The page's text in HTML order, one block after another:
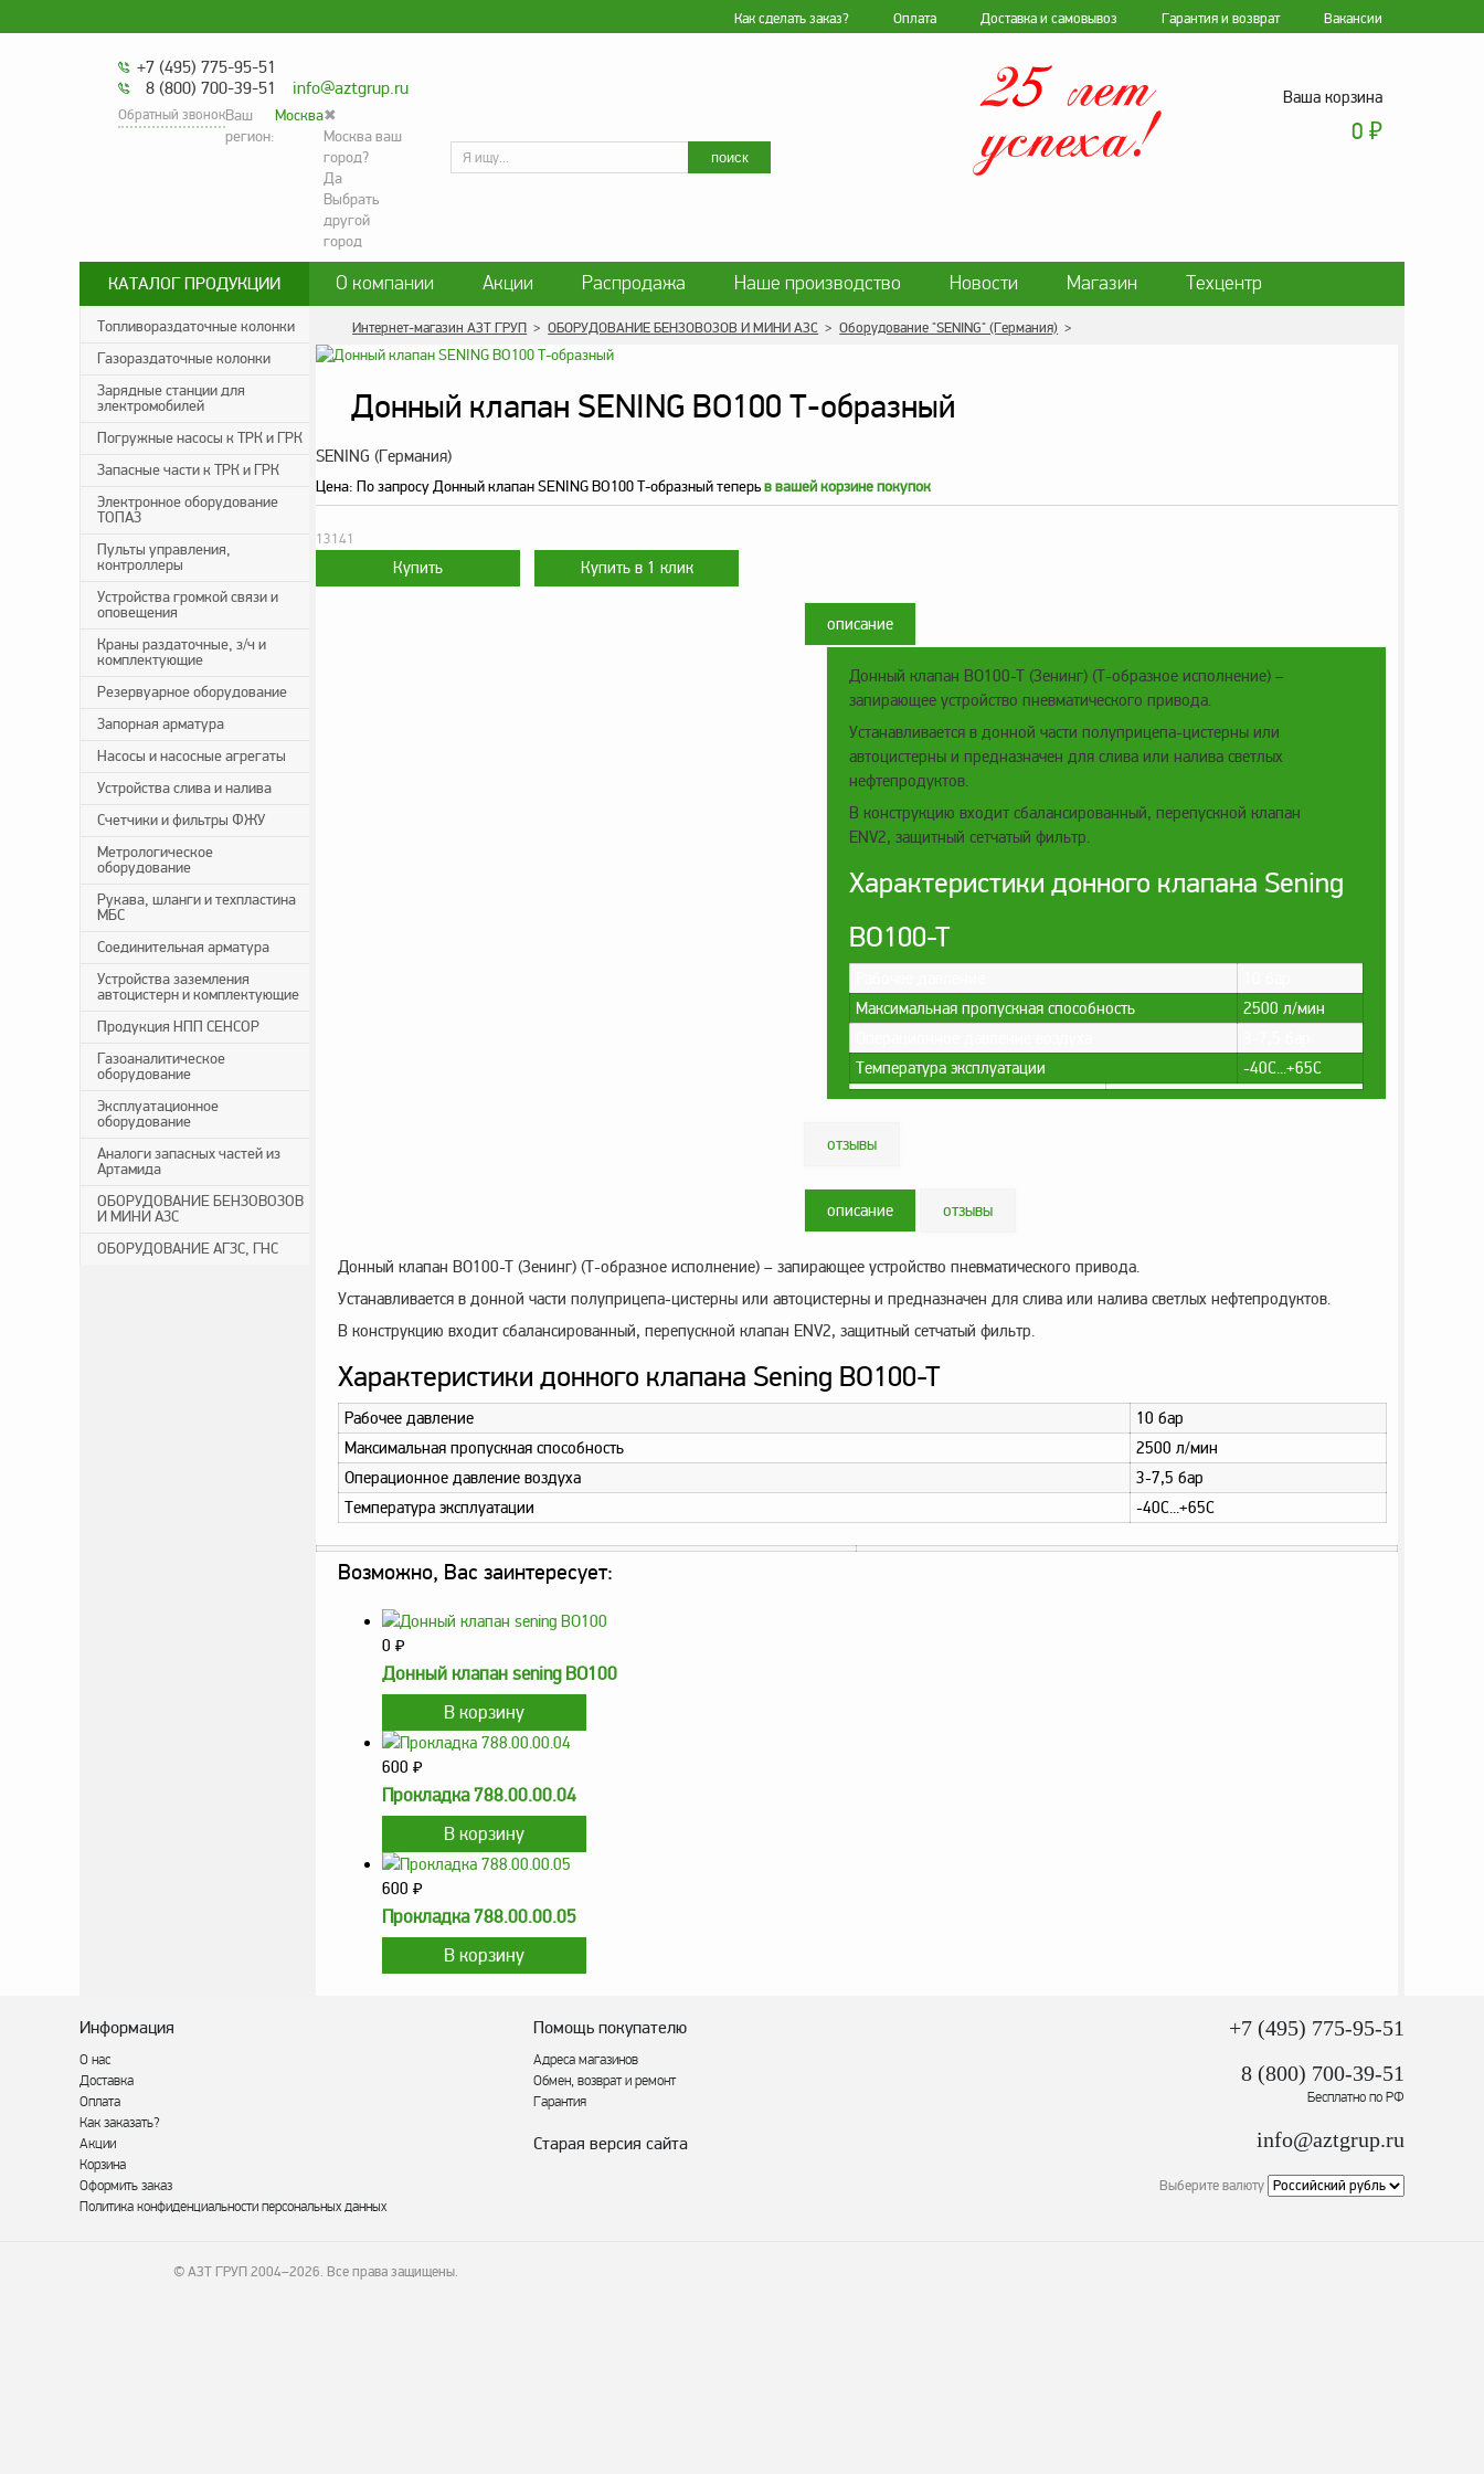
Как сделать заказ? Оплата Доставка и самовывоз Гарантия и возврат Вакансии
+7 (495) 775-95-51
8 (800) 700-39-51
info@aztgrup.ru
Обратный звонокВаш
регион:
Москва✖
Москва ваш
город?
Да
Выбрать
другой
город
Искать
поиск
Ваша корзина
0 ₽
КАТАЛОГ ПРОДУКЦИИ
Топливораздаточные колонки
Газораздаточные колонки
Зарядные станции для
электромобилей
Погружные насосы к ТРК и ГРК
Запасные части к ТРК и ГРК
Электронное оборудование
ТОПАЗ
Пульты управления,
контроллеры
Устройства громкой связи и
оповещения
Краны раздаточные, з/ч и
комплектующие
Резервуарное оборудование
Запорная арматура
Насосы и насосные агрегаты
Устройства слива и налива
Счетчики и фильтры ФЖУ
Метрологическое
оборудование
Рукава, шланги и техпластина
МБС
Соединительная арматура
Устройства заземления
автоцистерн и комплектующие
Продукция НПП СЕНСОР
Газоаналитическое
оборудование
Эксплуатационное
оборудование
Аналоги запасных частей из
Артамида
ОБОРУДОВАНИЕ БЕНЗОВОЗОВ
И МИНИ АЗС
ОБОРУДОВАНИЕ АГЗС, ГНС
О компании Акции Распродажа Наше производство Новости Магазин
Техцентр
Контакты
Согласие на обработку персональных данных
Блог
Политика конфиденциальности персональных данных
Интернет-магазин АЗТ ГРУП > ОБОРУДОВАНИЕ БЕНЗОВОЗОВ И МИНИ АЗС > Оборудование "SENING" (Германия) >
Донный клапан SENING BO100 Т-образный
SENING (Германия)
Цена: По запросуДонный клапан SENING BO100 Т-образный теперьв вашей корзине покупок
13141
описание
Донный клапан BO100-T (Зенинг) (Т-образное исполнение) –
запирающее устройство пневматического привода.
Устанавливается в донной части полуприцепа-цистерны или
автоцистерны и предназначен для слива или налива светлых
нефтепродуктов.
В конструкцию входит сбалансированный, перепускной клапан
ENV2, защитный сетчатый фильтр.
Характеристики донного клапана Sening
BO100-T
Максимальная пропускная способность
2500 л/мин
Температура эксплуатации
-40С...+65С
отзывы
описание отзывы
Донный клапан BO100-T (Зенинг) (Т-образное исполнение) – запирающее устройство пневматического привода.
Устанавливается в донной части полуприцепа-цистерны или автоцистерны и предназначен для слива или налива светлых нефтепродуктов.
В конструкцию входит сбалансированный, перепускной клапан ENV2, защитный сетчатый фильтр.
Характеристики донного клапана Sening BO100-T
Рабочее давление
10 бар
Максимальная пропускная способность
2500 л/мин
Операционное давление воздуха
3-7,5 бар
Температура эксплуатации
-40С...+65С
Возможно, Вас заинтересует:
0 ₽
Донный клапан sening BO100
600 ₽
Прокладка 788.00.00.04
600 ₽
Прокладка 788.00.00.05
Информация
О нас
Доставка
Оплата
Как заказать?
Акции
Корзина
Оформить заказ
Политика конфиденциальности персональных данных
Помощь покупателю
Адреса магазинов
Обмен, возврат и ремонт
Гарантия
Старая версия сайта
+7 (495) 775-95-51
8 (800) 700-39-51
Бесплатно по РФ
info@aztgrup.ru
Выберите валюту
© АЗТ ГРУП 2004–2026. Все права защищены.